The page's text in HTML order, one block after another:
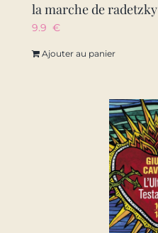
la marche de radetzky
9.9 €
Ajouter au panier